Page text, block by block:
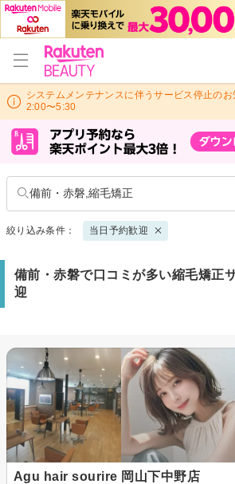
システムメンテナンスに伴うサービス停止の
2:00〜5:30
備前・赤磐,縮毛矯正
絞り込み条件： 当日予約歓迎
備前・赤磐で口コミが多い縮毛矯正
迎
Agu hair sourire 岡山下中野店